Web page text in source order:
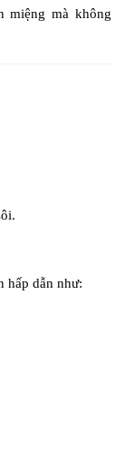
miệng mà không
hấp dẫn như: